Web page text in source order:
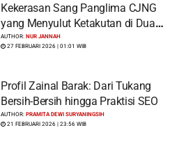
Kekerasan Sang Panglima CJNG
yang Menyulut Ketakutan di Dua
Benua
AUTHOR:NUR JANNAH
27 FEBRUARI 2026 | 01:01 WIB
Profil Zainal Barak: Dari Tukang
Bersih-Bersih hingga Praktisi SEO
AUTHOR:PRAMITA DEWI SURYANINGSIH
21 FEBRUARI 2026 | 23:56 WIB